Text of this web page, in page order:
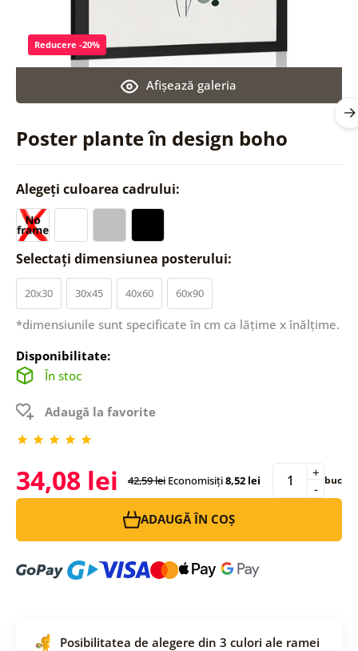
Poster plante în design boho
Afişează galeria
Reducere -20%
Alegeți culoarea cadrului:
Selectați dimensiunea posterului:
20x30 30x45 40x60 60x90
*dimensiunile sunt specificate în cm ca lățime x înălțime.
Disponibilitate:
În stoc
Adaugă la favorite
34,08 lei 42,59 lei Economisiți8,52 lei -
+ buc
ADAUGĂ ÎN COȘ
Posibilitatea de alegere din 3 culori ale ramei